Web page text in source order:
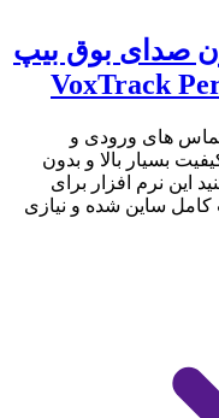
صدای بوق بیپ
تماس های ورودی و
بسیار بالا و بدون
این نرم افزار برای
کامل ساین شده و نیازی